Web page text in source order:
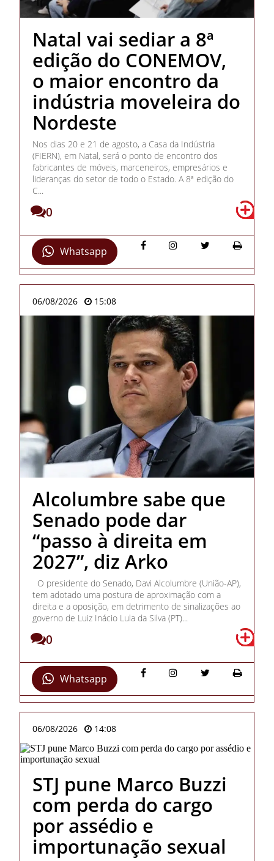
Natal vai sediar a 8ª
edição do CONEMOV,
o maior encontro da
indústria moveleira do
Nordeste
Nos dias 20 e 21 de agosto, a Casa da Indústria
(FIERN), em Natal, será o ponto de encontro dos
fabricantes de móveis, marceneiros, empresários e
lideranças do setor de todo o Estado. A 8ª edição do
C...
0
Whatsapp
06/08/2026 15:08
Alcolumbre sabe que
Senado pode dar
“passo à direita em
2027”, diz Arko
O presidente do Senado, Davi Alcolumbre (União-AP),
tem adotado uma postura de aproximação com a
direita e a oposição, em detrimento de sinalizações ao
governo de Luiz Inácio Lula da Silva (PT)...
0
Whatsapp
06/08/2026 14:08
STJ pune Marco Buzzi
com perda do cargo
por assédio e
importunação sexual